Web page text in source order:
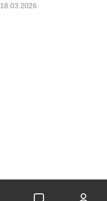
18.03.2026